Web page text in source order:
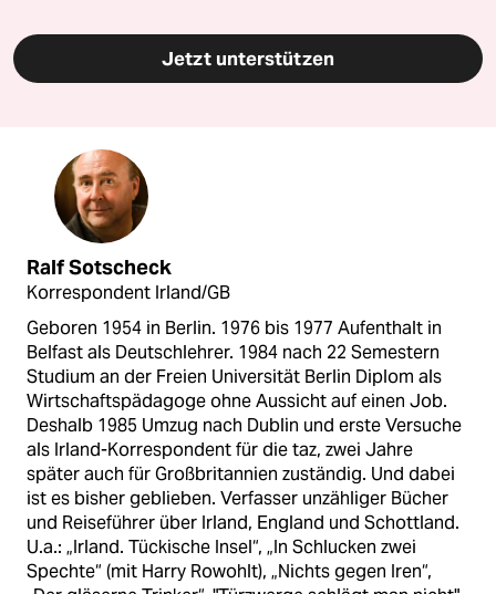
Jetzt unterstützen
Ralf Sotscheck
Korrespondent Irland/GB
Geboren 1954 in Berlin. 1976 bis 1977 Aufenthalt in
Belfast als Deutschlehrer. 1984 nach 22 Semestern
Studium an der Freien Universität Berlin Diplom als
Wirtschaftspädagoge ohne Aussicht auf einen Job.
Deshalb 1985 Umzug nach Dublin und erste Versuche
als Irland-Korrespondent für die taz, zwei Jahre
später auch für Großbritannien zuständig. Und dabei
ist es bisher geblieben. Verfasser unzähliger Bücher
und Reiseführer über Irland, England und Schottland.
U.a.: „Irland. Tückische Insel“, „In Schlucken zwei
Spechte“ (mit Harry Rowohlt), „Nichts gegen Iren“,